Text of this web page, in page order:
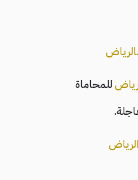
للمحاماة